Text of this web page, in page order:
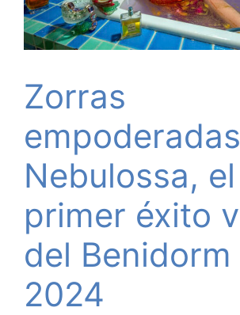
Zorras
Nebulossa, el
primer éxito
del Benidorm
2024